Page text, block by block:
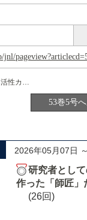
jnl/
クロスカップリング反応における不活性カルボン酸エステルの利用法
53巻5号
2026年05月07日
研究者とし
作った「師匠」
(26回)